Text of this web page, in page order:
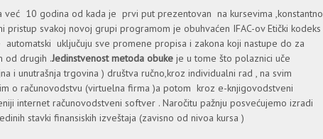
već 10 godinа od kada je prvi put prezentovan na kursevima ,konstantno
svakoj novoj grupi programom je obuhvaćen IFAC-ov Etički kodeks
uključuju sve promene propisa i zakona koji nastupe do za
od drugih .Jedinstvenost metoda obukeje u tome što polaznici uče
i unutrašnja trgovina ) društva ručno,kroz individualni rad , na svim
o računovodstvu (virtuelna firma )a potom kroz e-knjigovodstveni
internet računovodstveni softver . Naročitu pažnju posvećujemo izradi
stavki finansiskih izveštaja (zavisno od nivoa kursa )